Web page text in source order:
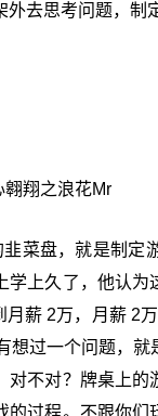
外去思考问题，制
翔之浪花Mr
菜盘，就是制定
学上久了，他认
薪 2万，月薪 2
想过一个问题，
对不对？牌桌上
的过程。不跟你